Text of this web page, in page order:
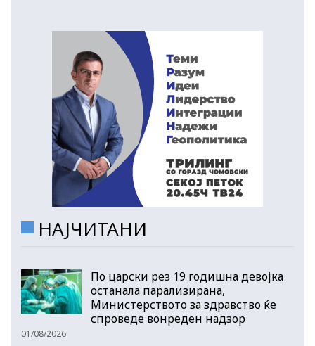
НАЈЧИТАНИ
По царски рез 19 годишна девојка
останала парализирана,
Министерството за здравство ќе
спроведе вонреден надзор
01/08/2026